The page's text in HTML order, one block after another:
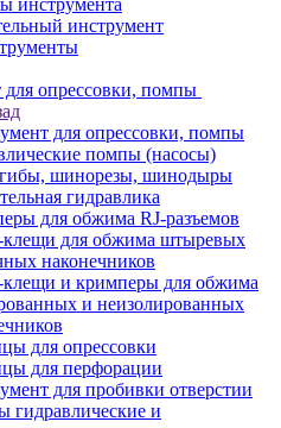
инструмента
инструмент
опрессовки, помпы
для опрессовки, помпы
помпы (насосы)
шинорезы, шинодыры
гидравлика
для обжима RJ-разъемов
клещи для обжима штыревых
наконечников
клещи и кримперы для обжима
и неизолированных
для опрессовки
для перфорации
для пробивки отверстии
гидравлические и